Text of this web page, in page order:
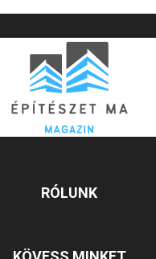
RÓLUNK